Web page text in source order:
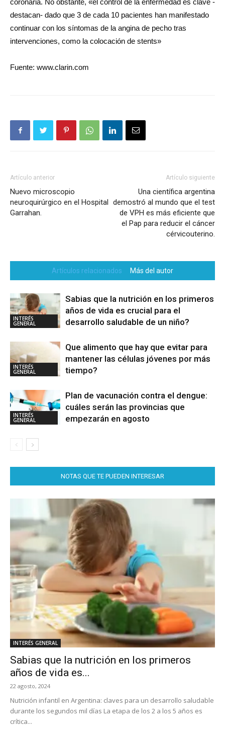
coronaria. No obstante, «el control de la enfermedad es clave -
destacan- dado que 3 de cada 10 pacientes han manifestado
continuar con los síntomas de la angina de pecho tras
intervenciones, como la colocación de stents»
Fuente: www.clarin.com
Artículo anterior
Nuevo microscopio
neuroquirúrgico en el Hospital
Garrahan.
Artículo siguiente
Una científica argentina
demostró al mundo que el test
de VPH es más eficiente que
el Pap para reducir el cáncer
cérvicouterino.
Artículos relacionados Más del autor
INTERÉS
GENERAL
Sabias que la nutrición en los primeros
años de vida es crucial para el
desarrollo saludable de un niño?
INTERÉS
GENERAL
Que alimento que hay que evitar para
mantener las células jóvenes por más
tiempo?
INTERÉS
GENERAL
Plan de vacunación contra el dengue:
cuáles serán las provincias que
empezarán en agosto
NOTAS QUE TE PUEDEN INTERESAR
INTERÉS GENERAL
Sabias que la nutrición en los primeros
años de vida es...
22 agosto, 2024
Nutrición infantil en Argentina: claves para un desarrollo saludable
durante los segundos mil días La etapa de los 2 a los 5 años es
crítica...